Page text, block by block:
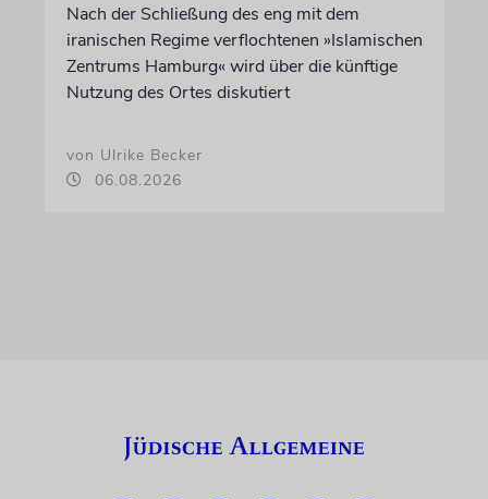
Nach der Schließung des eng mit dem
iranischen Regime verflochtenen »Islamischen
Zentrums Hamburg« wird über die künftige
Nutzung des Ortes diskutiert
von Ulrike Becker
06.08.2026